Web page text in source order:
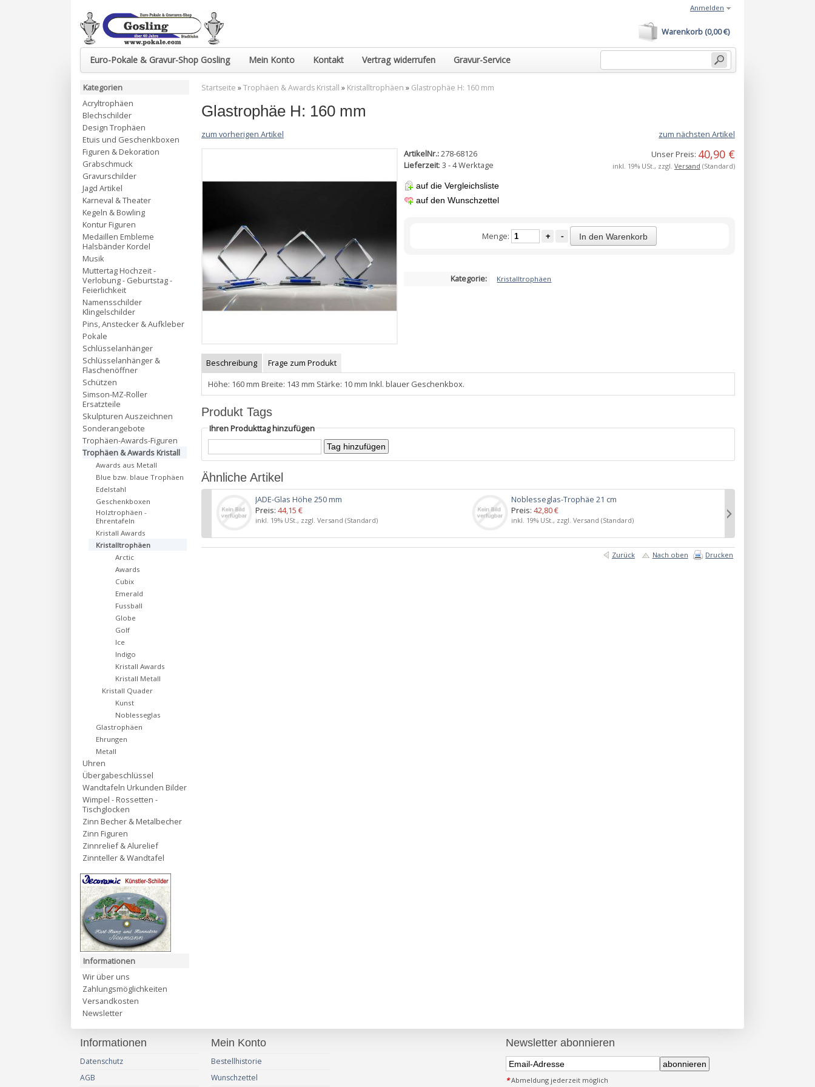
Euro-Pokale & Gravur-Shop Gosling Mein Konto Kontakt Vertrag widerrufen Gravur-Service
Warenkorb (0,00 €)
Anmelden
Startseite »Trophäen & Awards Kristall » Kristalltrophäen » Glastrophäe H: 160 mm
Glastrophäe H: 160 mm
zum vorherigen Artikel
zum nächsten Artikel
ArtikelNr.:278-68126
Lieferzeit: 3 - 4 Werktage
auf die Vergleichsliste
auf den Wunschzettel
Unser Preis: 40,90 €
inkl. 19% USt., zzgl. Versand (Standard)
Menge: + - In den Warenkorb
Kategorie: Kristalltrophäen
Beschreibung
Frage zum Produkt
Höhe: 160 mm Breite: 143 mm Stärke: 10 mm Inkl. blauer Geschenkbox.
Produkt Tags
Ihren Produkttag hinzufügen
Ähnliche Artikel
JADE-Glas Höhe 250 mm
Preis: 44,15 €
inkl. 19% USt., zzgl. Versand (Standard)
Noblesseglas-Trophäe 21 cm
Preis: 42,80 €
inkl. 19% USt., zzgl. Versand (Standard)
Zurück Nach oben Drucken
Kategorien
Acryltrophäen
Blechschilder
Design Trophäen
Etuis und Geschenkboxen
Figuren & Dekoration
Grabschmuck
Gravurschilder
Jagd Artikel
Karneval & Theater
Kegeln & Bowling
Kontur Figuren
Medaillen Embleme
Halsbänder Kordel
Musik
Muttertag Hochzeit -
Verlobung - Geburtstag -
Feierlichkeit
Namensschilder
Klingelschilder
Pins, Anstecker & Aufkleber
Pokale
Schlüsselanhänger
Schlüsselanhänger &
Flaschenöffner
Schützen
Simson-MZ-Roller
Ersatzteile
Skulpturen Auszeichnen
Sonderangebote
Trophäen-Awards-Figuren
Trophäen & Awards Kristall
Awards aus Metall
Blue bzw. blaue Trophäen
Edelstahl
Geschenkboxen
Holztrophäen -
Ehrentafeln
Kristall Awards
Kristalltrophäen
Arctic
Awards
Cubix
Emerald
Fussball
Globe
Golf
Ice
Indigo
Kristall Awards
Kristall Metall
Kristall Quader
Kunst
Noblesseglas
Glastrophäen
Ehrungen
Metall
Uhren
Übergabeschlüssel
Wandtafeln Urkunden Bilder
Wimpel - Rossetten -
Tischglocken
Zinn Becher & Metalbecher
Zinn Figuren
Zinnrelief & Alurelief
Zinnteller & Wandtafel
Informationen
Wir über uns
Zahlungsmöglichkeiten
Versandkosten
Newsletter
Informationen
Datenschutz
AGB
Mein Konto
Bestellhistorie
Wunschzettel
Newsletter abonnieren
abonnieren
*Abmeldung jederzeit möglich